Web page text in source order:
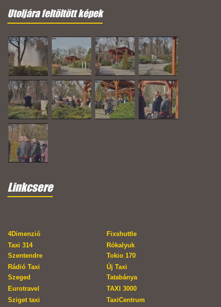
Utoljára feltöltött képek
Linkcsere
4Dimenzió
Fixshuttle
Taxi 314
Szentendre
Rókalyuk
Tokio 170
Rádió Taxi
Szeged
Új Taxi
Tatabánya
Eurotravel
TAXI 3000
Sziget taxi
TaxiCentrum